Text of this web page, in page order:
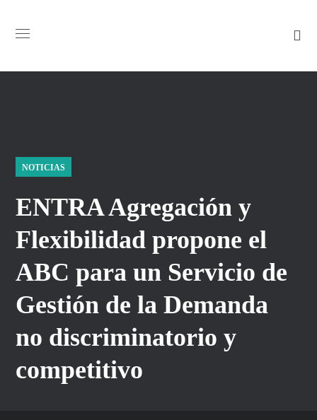
NOTICIAS
ENTRA Agregación y
Flexibilidad propone el
ABC para un Servicio de
Gestión de la Demanda
no discriminatorio y
competitivo